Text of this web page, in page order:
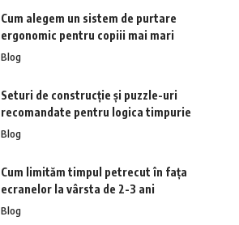
Cum alegem un sistem de purtare
ergonomic pentru copiii mai mari
Blog
Seturi de construcție și puzzle-uri
recomandate pentru logica timpurie
Blog
Cum limităm timpul petrecut în fața
ecranelor la vârsta de 2-3 ani
Blog